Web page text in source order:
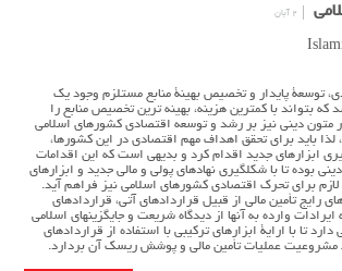
۲ آبان
توسعۀ پایدار و تخصیص بهینۀ منابع مستلزم وجود یک
که بتواند با کمترین هزینه، بهینه ترین تخصیص منابع را
متون دینی نیز بر رشد و توسعه اقتصادي کشورهاي اسلامی
باید براي تحقق اهداف مهم اقتصادي در این کشورها،
ابزارهاي جدید اقدام کرد و بدیهی است که این اقدامات
بوده تا با شکلگیري نهادهاي پولی و مالی جدید و ابزارهاي
لازم براي تحرك اقتصادي کشورهاي اسلامی نیز فراهم آید.
رایج تأمین مالی از قبیل قراردادهاي آتی، قراردادهاي
وارده به آنها از دیدگاه شریعت و جایگزینهاي اسلامی
تا با ارایۀ ابزارهاي ترکیبی با استفاده از قراردادهاي
مشروعیت عملیات تأمین مالی و پوشش ریسک آن بردارد.